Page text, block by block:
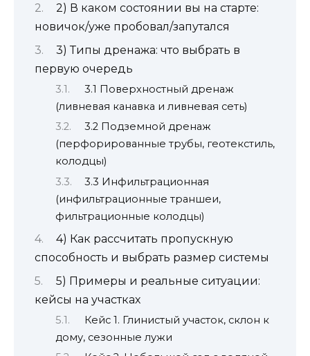
2) В каком состоянии вы на старте:
новичок/уже пробовал/запутался
3) Типы дренажа: что выбрать в
первую очередь
3.1 Поверхностный дренаж
(ливневая канавка и ливневая сеть)
3.2 Подземной дренаж
(перфорированные трубы, геотекстиль,
колодцы)
3.3 Инфильтрационная
(инфильтрационные траншеи,
фильтрационные колодцы)
4) Как рассчитать пропускную
способность и выбрать размер системы
5) Примеры и реальные ситуации:
кейсы на участках
Кейс 1. Глинистый участок, склон к
дому, сезонные лужи